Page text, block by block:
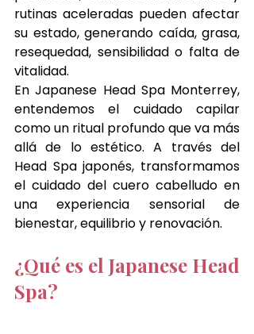
rutinas aceleradas pueden afectar
su estado, generando caída, grasa,
resequedad, sensibilidad o falta de
vitalidad.
En Japanese Head Spa Monterrey,
entendemos el cuidado capilar
como un ritual profundo que va más
allá de lo estético. A través del
Head Spa japonés, transformamos
el cuidado del cuero cabelludo en
una experiencia sensorial de
bienestar, equilibrio y renovación.
¿Qué es el Japanese Head
Spa?